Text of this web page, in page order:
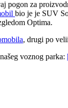
pogon za
bio je je SUV
Optima.
, drugi po
voznog parka: